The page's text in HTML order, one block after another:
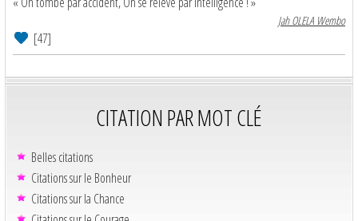
Jah OLELA Wembo
[47]
CITATION PAR MOT CLÉ
Belles citations
Citations sur le Bonheur
Citations sur la Chance